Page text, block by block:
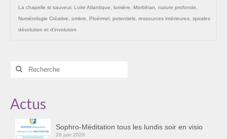
La chapelle st sauveur, Loire Atlantique lumière Morbihan nature profonde
Numérologie Créative
ombre Ploërmel potentiels ressources intérieures spirales
dévolution et d'involution
Rechercher
Actus
Sophro-Méditation tous les lundis soir en visio
26 juin 2026